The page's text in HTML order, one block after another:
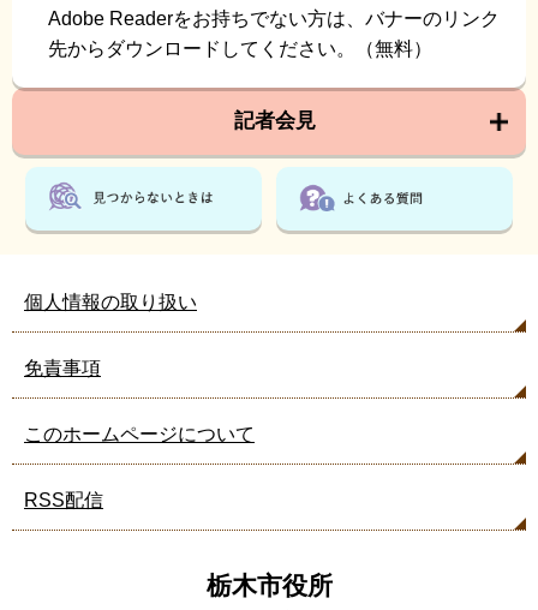
Adobe Readerをお持ちでない方は、バナーのリンク
先からダウンロードしてください。（無料）
記者会見
個人情報の取り扱い
免責事項
このホームページについて
RSS配信
栃木市役所